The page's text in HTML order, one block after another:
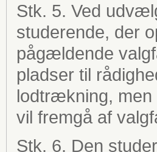
Stk. 5. Ved
studerende, der
pågældende
pladser til
lodtrækning, men
vil fremgå af
Stk. 6. Den